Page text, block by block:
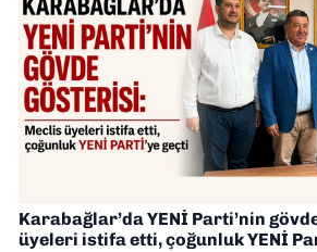
Karabağlar’da YENİ Parti’nin
üyeleri istifa etti, çoğunluk YENİ